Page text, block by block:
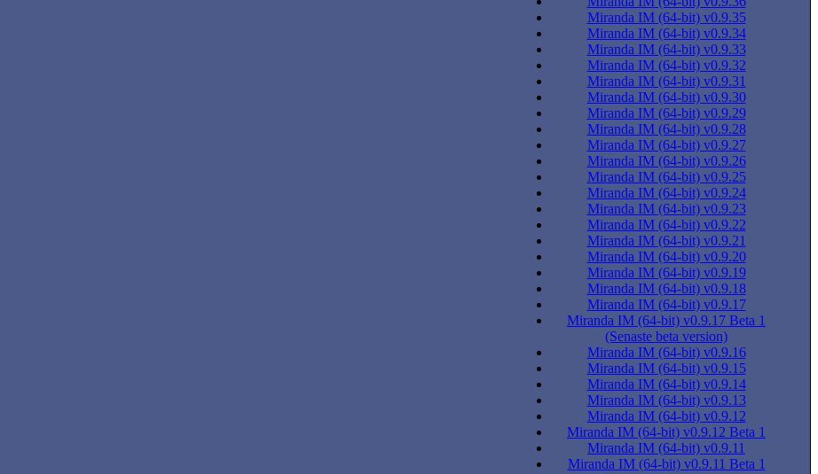
Miranda IM (64-bit) v0.9.35
Miranda IM (64-bit) v0.9.34
Miranda IM (64-bit) v0.9.33
Miranda IM (64-bit) v0.9.32
Miranda IM (64-bit) v0.9.31
Miranda IM (64-bit) v0.9.30
Miranda IM (64-bit) v0.9.29
Miranda IM (64-bit) v0.9.28
Miranda IM (64-bit) v0.9.27
Miranda IM (64-bit) v0.9.26
Miranda IM (64-bit) v0.9.25
Miranda IM (64-bit) v0.9.24
Miranda IM (64-bit) v0.9.23
Miranda IM (64-bit) v0.9.22
Miranda IM (64-bit) v0.9.21
Miranda IM (64-bit) v0.9.20
Miranda IM (64-bit) v0.9.19
Miranda IM (64-bit) v0.9.18
Miranda IM (64-bit) v0.9.17
Miranda IM (64-bit) v0.9.17 Beta 1
(Senaste beta version)
Miranda IM (64-bit) v0.9.16
Miranda IM (64-bit) v0.9.15
Miranda IM (64-bit) v0.9.14
Miranda IM (64-bit) v0.9.13
Miranda IM (64-bit) v0.9.12
Miranda IM (64-bit) v0.9.12 Beta 1
Miranda IM (64-bit) v0.9.11
Miranda IM (64-bit) v0.9.11 Beta 1